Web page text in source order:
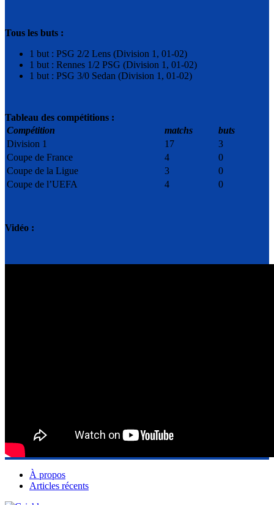
Tous les buts :
1 but : PSG 2/2 Lens (Division 1, 01-02)
1 but : Rennes 1/2 PSG (Division 1, 01-02)
1 but : PSG 3/0 Sedan (Division 1, 01-02)
Tableau des compétitions :
Compétition
matchs
buts
Division 1
17
3
Coupe de France
4
0
Coupe de la Ligue
3
0
Coupe de l’UEFA
4 0
Vidéo :
À propos
Articles récents